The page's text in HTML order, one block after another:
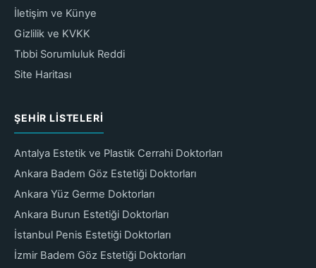
İletişim ve Künye
Gizlilik ve KVKK
Tıbbi Sorumluluk Reddi
Site Haritası
ŞEHIR LISTELERI
Antalya Estetik ve Plastik Cerrahi Doktorları
Ankara Badem Göz Estetiği Doktorları
Ankara Yüz Germe Doktorları
Ankara Burun Estetiği Doktorları
İstanbul Penis Estetiği Doktorları
İzmir Badem Göz Estetiği Doktorları